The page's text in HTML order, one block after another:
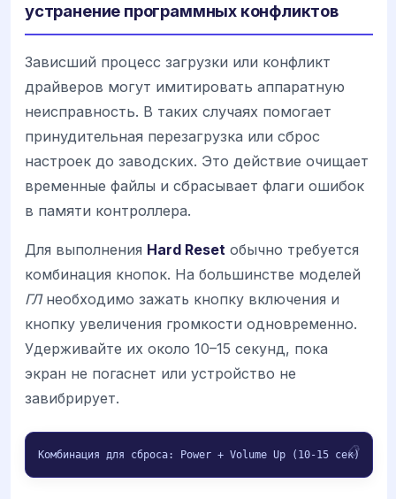
устранение программных конфликтов
Зависший процесс загрузки или конфликт
драйверов могут имитировать аппаратную
неисправность. В таких случаях помогает
принудительная перезагрузка или сброс
настроек до заводских. Это действие очищает
временные файлы и сбрасывает флаги ошибок
в памяти контроллера.
Для выполнения Hard Reset обычно требуется
комбинация кнопок. На большинстве моделей
ГЛнеобходимо зажать кнопку включения и
кнопку увеличения громкости одновременно.
Удерживайте их около 10–15 секунд, пока
экран не погаснет или устройство не
завибрирует.
Комбинация для сброса: Power + Volume Up (10-15 сек)